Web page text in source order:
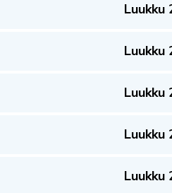
Luukku
Luukku
Luukku
Luukku
Luukku